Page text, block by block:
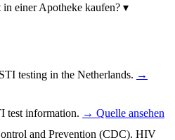
einer Apotheke kaufen? ▾
testing in the Netherlands. →
test information. → Quelle ansehen
and Prevention (CDC). HIV